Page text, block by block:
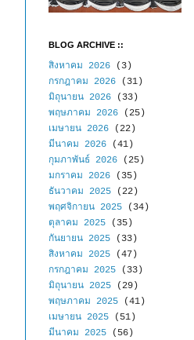
BLOG ARCHIVE ::
สิงหาคม 2026 (3)
กรกฎาคม 2026 (31)
มิถุนายน 2026 (33)
พฤษภาคม 2026 (25)
เมษายน 2026 (22)
มีนาคม 2026 (41)
กุมภาพันธ์ 2026 (25)
มกราคม 2026 (35)
ธันวาคม 2025 (22)
พฤศจิกายน 2025 (34)
ตุลาคม 2025 (35)
กันยายน 2025 (33)
สิงหาคม 2025 (47)
กรกฎาคม 2025 (33)
มิถุนายน 2025 (29)
พฤษภาคม 2025 (41)
เมษายน 2025 (51)
มีนาคม 2025 (56)